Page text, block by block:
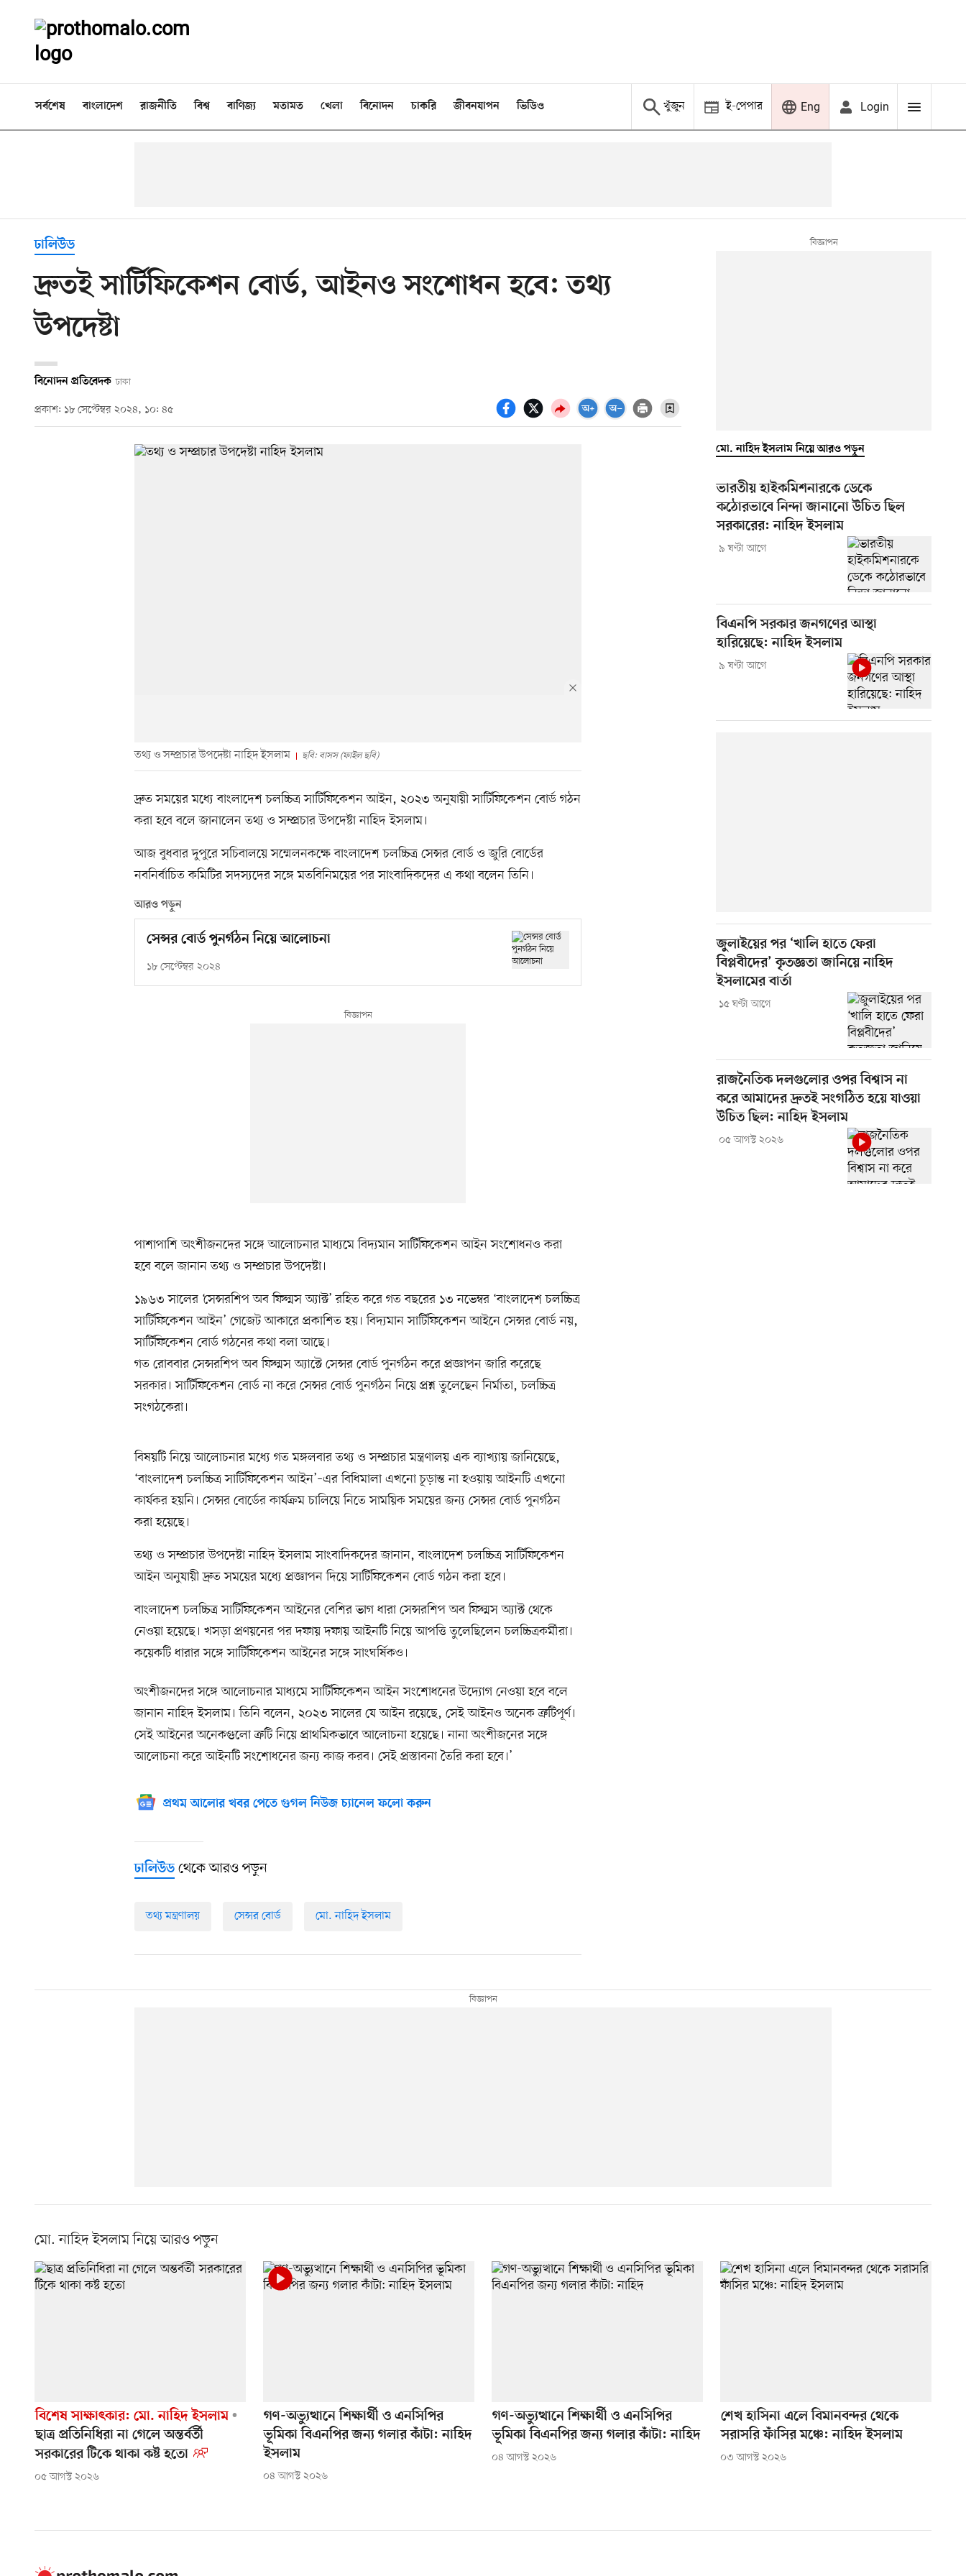
সর্বশেষ বাংলাদেশ রাজনীতি বিশ্ব বাণিজ্য মতামত খেলা বিনোদন চাকরি জীবনযাপন ভিডিও খুঁজুন ই-পেপার Eng Login
ঢালিউড
দ্রুতই সার্টিফিকেশন বোর্ড, আইনও সংশোধন হবে: তথ্য
উপদেষ্টা
বিনোদন প্রতিবেদক ঢাকা
প্রকাশ: ১৮ সেপ্টেম্বর ২০২৪, ১০: ৪৫
তথ্য ও সম্প্রচার উপদেষ্টা নাহিদ ইসলাম ছবি: বাসস (ফাইল ছবি)
দ্রুত সময়ের মধ্যে বাংলাদেশ চলচ্চিত্র সার্টিফিকেশন আইন, ২০২৩ অনুযায়ী সার্টিফিকেশন বোর্ড গঠন
করা হবে বলে জানালেন তথ্য ও সম্প্রচার উপদেষ্টা নাহিদ ইসলাম।
আজ বুধবার দুপুরে সচিবালয়ে সম্মেলনকক্ষে বাংলাদেশ চলচ্চিত্র সেন্সর বোর্ড ও জুরি বোর্ডের
নবনির্বাচিত কমিটির সদস্যদের সঙ্গে মতবিনিময়ের পর সাংবাদিকদের এ কথা বলেন তিনি।
আরও পড়ুন
সেন্সর বোর্ড পুনর্গঠন নিয়ে আলোচনা
১৮ সেপ্টেম্বর ২০২৪
পাশাপাশি অংশীজনদের সঙ্গে আলোচনার মাধ্যমে বিদ্যমান সার্টিফিকেশন আইন সংশোধনও করা
হবে বলে জানান তথ্য ও সম্প্রচার উপদেষ্টা।
১৯৬৩ সালের ‘সেন্সরশিপ অব ফিল্মস অ্যাক্ট’ রহিত করে গত বছরের ১৩ নভেম্বর ‘বাংলাদেশ চলচ্চিত্র
সার্টিফিকেশন আইন’ গেজেট আকারে প্রকাশিত হয়। বিদ্যমান সার্টিফিকেশন আইনে সেন্সর বোর্ড নয়,
সার্টিফিকেশন বোর্ড গঠনের কথা বলা আছে।
গত রোববার সেন্সরশিপ অব ফিল্মস অ্যাক্টে সেন্সর বোর্ড পুনর্গঠন করে প্রজ্ঞাপন জারি করেছে
সরকার। সার্টিফিকেশন বোর্ড না করে সেন্সর বোর্ড পুনর্গঠন নিয়ে প্রশ্ন তুলেছেন নির্মাতা, চলচ্চিত্র
সংগঠকেরা।
বিষয়টি নিয়ে আলোচনার মধ্যে গত মঙ্গলবার তথ্য ও সম্প্রচার মন্ত্রণালয় এক ব্যাখ্যায় জানিয়েছে,
‘বাংলাদেশ চলচ্চিত্র সার্টিফিকেশন আইন’–এর বিধিমালা এখনো চূড়ান্ত না হওয়ায় আইনটি এখনো
কার্যকর হয়নি। সেন্সর বোর্ডের কার্যক্রম চালিয়ে নিতে সাময়িক সময়ের জন্য সেন্সর বোর্ড পুনর্গঠন
করা হয়েছে।
তথ্য ও সম্প্রচার উপদেষ্টা নাহিদ ইসলাম সাংবাদিকদের জানান, বাংলাদেশ চলচ্চিত্র সার্টিফিকেশন
আইন অনুযায়ী দ্রুত সময়ের মধ্যে প্রজ্ঞাপন দিয়ে সার্টিফিকেশন বোর্ড গঠন করা হবে।
বাংলাদেশ চলচ্চিত্র সার্টিফিকেশন আইনের বেশির ভাগ ধারা সেন্সরশিপ অব ফিল্মস অ্যাক্ট থেকে
নেওয়া হয়েছে। খসড়া প্রণয়নের পর দফায় দফায় আইনটি নিয়ে আপত্তি তুলেছিলেন চলচ্চিত্রকর্মীরা।
কয়েকটি ধারার সঙ্গে সার্টিফিকেশন আইনের সঙ্গে সাংঘর্ষিকও।
অংশীজনদের সঙ্গে আলোচনার মাধ্যমে সার্টিফিকেশন আইন সংশোধনের উদ্যোগ নেওয়া হবে বলে
জানান নাহিদ ইসলাম। তিনি বলেন, ২০২৩ সালের যে আইন রয়েছে, সেই আইনও অনেক ত্রুটিপূর্ণ।
সেই আইনের অনেকগুলো ত্রুটি নিয়ে প্রাথমিকভাবে আলোচনা হয়েছে। নানা অংশীজনের সঙ্গে
আলোচনা করে আইনটি সংশোধনের জন্য কাজ করব। সেই প্রস্তাবনা তৈরি করা হবে।’
প্রথম আলোর খবর পেতে গুগল নিউজ চ্যানেল ফলো করুন
ঢালিউড থেকে আরও পড়ুন
তথ্য মন্ত্রণালয় সেন্সর বোর্ড মো. নাহিদ ইসলাম
মো. নাহিদ ইসলাম নিয়ে আরও পড়ুন
ভারতীয় হাইকমিশনারকে ডেকে
কঠোরভাবে নিন্দা জানানো উচিত ছিল
সরকারের: নাহিদ ইসলাম
৯ ঘণ্টা আগে
বিএনপি সরকার জনগণের আস্থা
হারিয়েছে: নাহিদ ইসলাম
৯ ঘণ্টা আগে
জুলাইয়ের পর ‘খালি হাতে ফেরা
বিপ্লবীদের’ কৃতজ্ঞতা জানিয়ে নাহিদ
ইসলামের বার্তা
১৫ ঘণ্টা আগে
রাজনৈতিক দলগুলোর ওপর বিশ্বাস না
করে আমাদের দ্রুতই সংগঠিত হয়ে যাওয়া
উচিত ছিল: নাহিদ ইসলাম
০৫ আগস্ট ২০২৬
মো. নাহিদ ইসলাম নিয়ে আরও পড়ুন
বিশেষ সাক্ষাৎকার: মো. নাহিদ ইসলাম
ছাত্র প্রতিনিধিরা না গেলে অন্তর্বর্তী
সরকারের টিকে থাকা কষ্ট হতো
০৫ আগস্ট ২০২৬
গণ-অভ্যুত্থানে শিক্ষার্থী ও এনসিপির
ভূমিকা বিএনপির জন্য গলার কাঁটা: নাহিদ
ইসলাম
০৪ আগস্ট ২০২৬
গণ-অভ্যুত্থানে শিক্ষার্থী ও এনসিপির
ভূমিকা বিএনপির জন্য গলার কাঁটা: নাহিদ
০৪ আগস্ট ২০২৬
শেখ হাসিনা এলে বিমানবন্দর থেকে
সরাসরি ফাঁসির মঞ্চে: নাহিদ ইসলাম
০৩ আগস্ট ২০২৬